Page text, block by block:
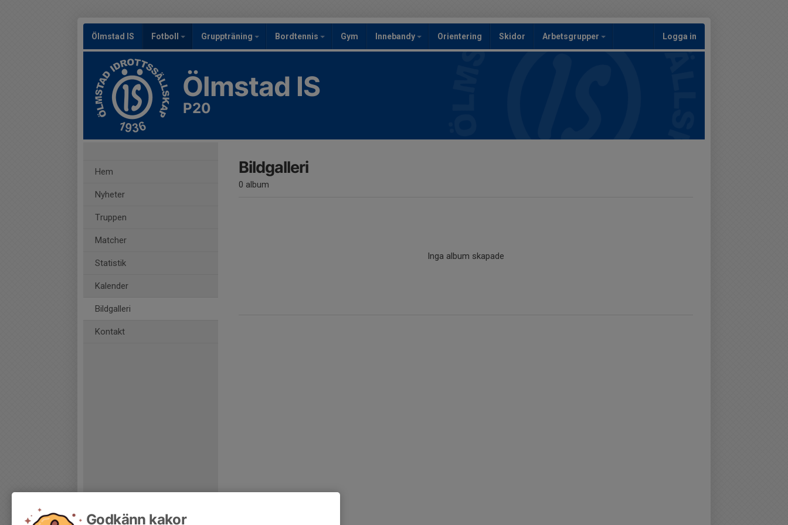
Ölmstad IS Fotboll Gruppträning Bordtennis Gym Innebandy Orientering Skidor Arbetsgrupper Logga in
Ölmstad IS
P20
Hem
Nyheter
Truppen
Matcher
Statistik
Kalender
Bildgalleri
Kontakt
Bildgalleri
0 album
Inga album skapade
Godkänn kakor